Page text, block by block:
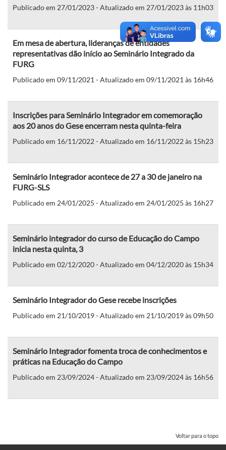
Publicado em 27/01/2023 - Atualizado em 27/01/2023 às 11h03
Em mesa de abertura, lideranças de entidades
representativas dão início ao Seminário Integrado da
FURG
Publicado em 09/11/2021 - Atualizado em 09/11/2021 às 16h46
Inscrições para Seminário Integrador em comemoração
aos 20 anos do Gese encerram nesta quinta-feira
Publicado em 16/11/2022 - Atualizado em 16/11/2022 às 15h23
Seminário Integrador acontece de 27 a 30 de janeiro na
FURG-SLS
Publicado em 24/01/2025 - Atualizado em 24/01/2025 às 16h27
Seminário integrador do curso de Educação do Campo
inicia nesta quinta, 3
Publicado em 02/12/2020 - Atualizado em 04/12/2020 às 15h34
Seminário Integrador do Gese recebe inscrições
Publicado em 21/10/2019 - Atualizado em 21/10/2019 às 09h50
Seminário Integrador fomenta troca de conhecimentos e
práticas na Educação do Campo
Publicado em 23/09/2024 - Atualizado em 23/09/2024 às 16h56
Voltar para o topo